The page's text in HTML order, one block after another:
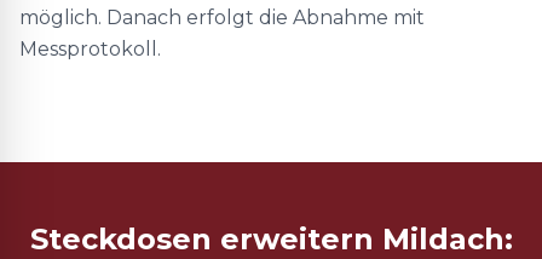
möglich. Danach erfolgt die Abnahme mit
Messprotokoll.
Steckdosen erweitern Mildach: